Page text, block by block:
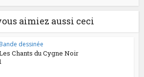
aimiez aussi ceci
Bande dessinée
Chants du Cygne Noir